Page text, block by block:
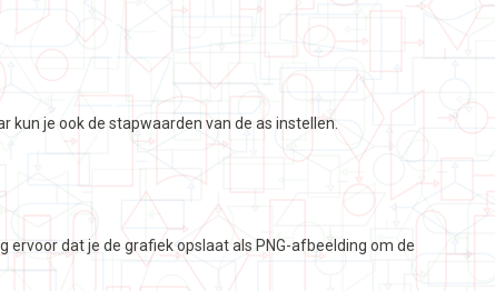
kun je ook de stapwaarden van de as instellen.
dat je de grafiek opslaat als PNG-afbeelding om de